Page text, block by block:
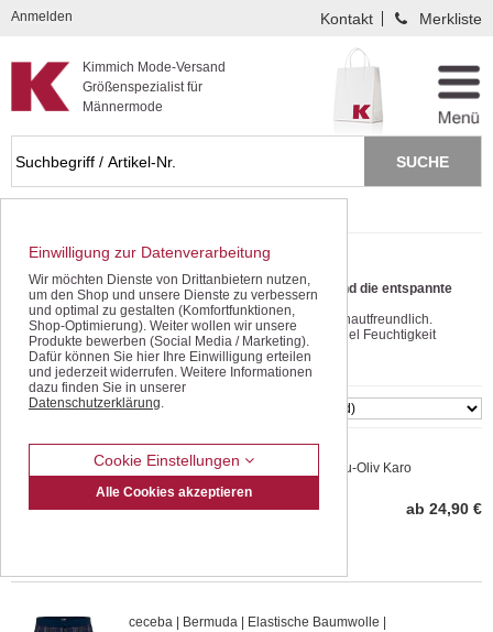
Kompletten Head der Seite überspringen
Kimmich Mode-Versand
Größenspezialist für
Männermode
Anmelden Kontakt Merkliste
Loungewear
Loungewear von Ceceba - Für den gemütlichen Tag und die entspannte
Nacht
100% Baumwolle - besonders strapazierfähig und sehr hautfreundlich.
Baumwolle kann wegen der besonderen Faserstruktur viel Feuchtigkeit
aufnehmen, aber fühlt sich dennoch angenehm trocken und weich an.
Mix und Match:
Sie kombinieren nach Lust und Laune Halbarm-Shirt mit langer Hose oder
umgekehrt - Ganz wie Sie wollen !
mehr lesen
SORTIEREN
ceceba | Bermuda | Baumwolle | Blau-Oliv Karo
ab 24,90 €
ceceba | Bermuda | Elastische Baumwolle |
Einwilligung zur Datenverarbeitung
Wir möchten Dienste von Drittanbietern nutzen,
um den Shop und unsere Dienste zu verbessern
und optimal zu gestalten (Komfortfunktionen,
Shop-Optimierung). Weiter wollen wir unsere
Produkte bewerben (Social Media / Marketing).
Dafür können Sie hier Ihre Einwilligung erteilen
und jederzeit widerrufen. Weitere Informationen
dazu finden Sie in unserer
Datenschutzerklärung.
Cookie Einstellungen
Alle Cookies akzeptieren